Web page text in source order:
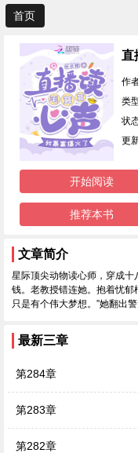
首页
直
作
类
状
更
开始阅读
推荐本书
文章简介
星际顶尖动物读心师，穿成
钱。老教授错连她。抱着忧郁
只是有个伟大梦想。”她翻出
最新三章
第284章
第283章
第282章